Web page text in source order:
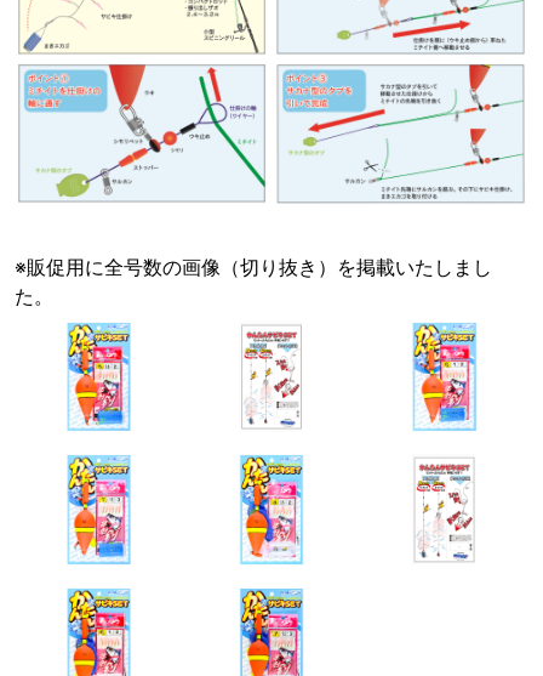
※販促用に全号数の画像（切り抜き）を掲載いたしまし
た。